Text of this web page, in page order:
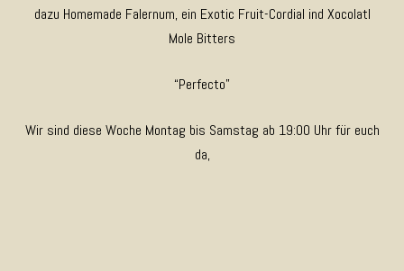
dazu Homemade Falernum, ein Exotic Fruit-Cordial ind Xocolatl
Mole Bitters
“Perfecto”
Wir sind diese Woche Montag bis Samstag ab 19:00 Uhr für euch
da,